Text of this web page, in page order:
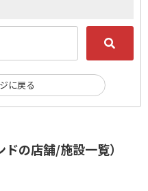
の店舗/施設一覧）
に戻る